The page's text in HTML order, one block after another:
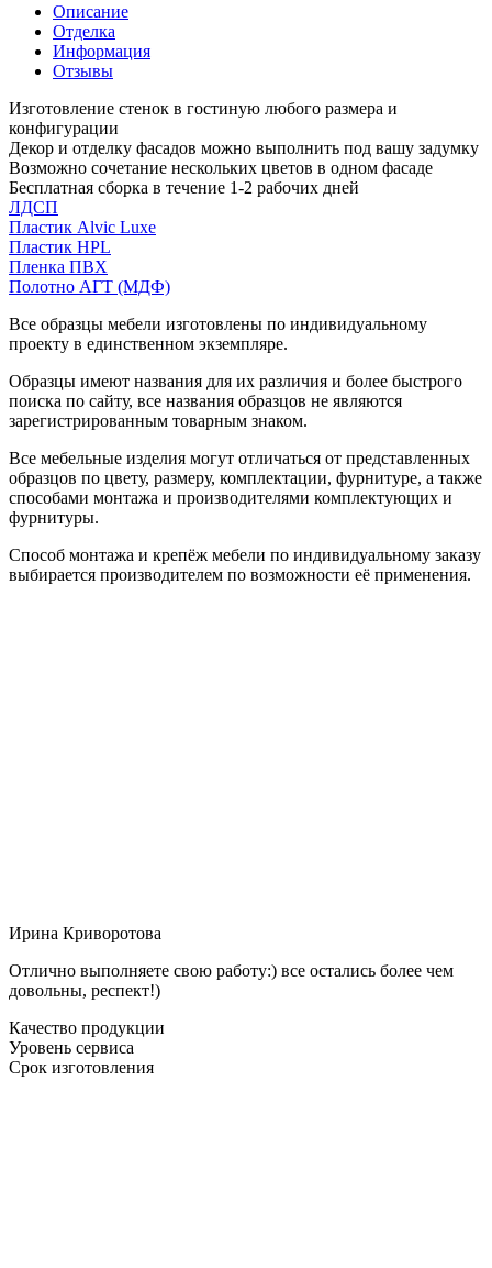
Описание
Отделка
Информация
Отзывы
Изготовление стенок в гостиную любого размера и
конфигурации
Декор и отделку фасадов можно выполнить под вашу задумку
Возможно сочетание нескольких цветов в одном фасаде
Бесплатная сборка в течение 1-2 рабочих дней
ЛДСП
Пластик Alvic Luxe
Пластик HPL
Пленка ПВХ
Полотно АГТ (МДФ)
Все образцы мебели изготовлены по индивидуальному
проекту в единственном экземпляре.
Образцы имеют названия для их различия и более быстрого
поиска по сайту, все названия образцов не являются
зарегистрированным товарным знаком.
Все мебельные изделия могут отличаться от представленных
образцов по цвету, размеру, комплектации, фурнитуре, а также
способами монтажа и производителями комплектующих и
фурнитуры.
Способ монтажа и крепёж мебели по индивидуальному заказу
выбирается производителем по возможности её применения.
Ирина Криворотова
Отлично выполняете свою работу:) все остались более чем
довольны, респект!)
Качество продукции
Уровень сервиса
Срок изготовления